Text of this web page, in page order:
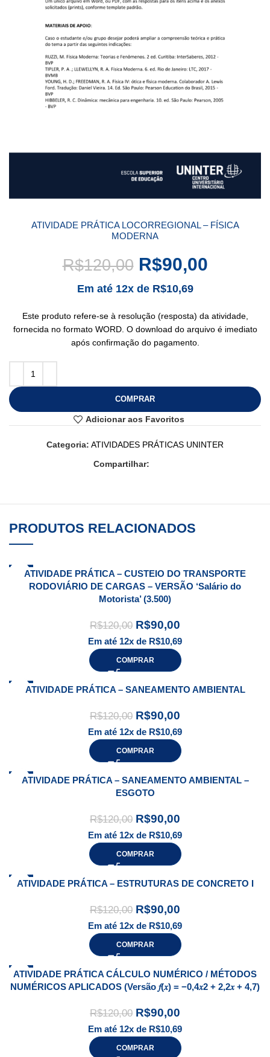
ATIVIDADE PRÁTICA LOCORREGIONAL – FÍSICA
MODERNA
R$120,00 R$90,00
Em até 12x de R$10,69
Este produto refere-se à resolução (resposta) da atividade,
fornecida no formato WORD. O download do arquivo é imediato
após confirmação do pagamento.
COMPRAR
Adicionar aos Favoritos
Categoria: ATIVIDADES PRÁTICAS UNINTER
Compartilhar:
PRODUTOS RELACIONADOS
-25%ATIVIDADE PRÁTICA – CUSTEIO DO TRANSPORTE
RODOVIÁRIO DE CARGAS – VERSÃO ‘Salário do
Motorista’ (3.500)
R$120,00 R$90,00
Em até 12x de R$10,69
COMPRAR
-25%ATIVIDADE PRÁTICA – SANEAMENTO AMBIENTAL
R$120,00 R$90,00
Em até 12x de R$10,69
COMPRAR
-25%ATIVIDADE PRÁTICA – SANEAMENTO AMBIENTAL –
ESGOTO
R$120,00 R$90,00
Em até 12x de R$10,69
COMPRAR
-25%
ATIVIDADE PRÁTICA – ESTRUTURAS DE CONCRETO I
R$120,00 R$90,00
Em até 12x de R$10,69
COMPRAR
-25%
ATIVIDADE PRÁTICA CÁLCULO NUMÉRICO / MÉTODOS
NUMÉRICOS APLICADOS (Versão 𝑓(𝑥) = −0,4𝑥2 + 2,2𝑥 + 4,7)
R$120,00 R$90,00
Em até 12x de R$10,69
COMPRAR